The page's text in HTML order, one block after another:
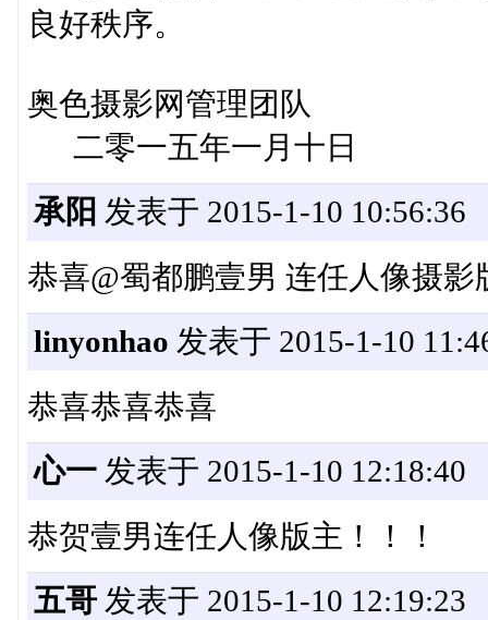
良好
奥色摄影网管理团队
二零一五年一月十日
承阳 发表于 2015-1-10 10:56:36
恭喜@蜀都鹏壹男 连任人像摄
linyonhao 发表于 2015-1-10
恭喜恭喜恭喜
心一发表于 2015-1-10 12:18:40
恭贺壹男连任人像版主！！！
五哥发表于 2015-1-10 12:19:23